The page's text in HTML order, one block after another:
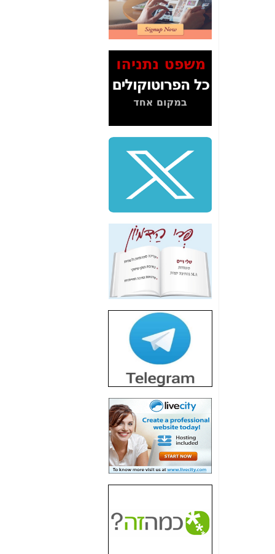
2" על תעלולי השר
משה כחלון -כאן
המשך חשיפת הבלוף
ששמו "מהפיכת
הסלולר" ואיך מסרסים
כאן
סיכום ביקור בסיליקון
שלמה פילבר (עד
לאחרונה מנכ"ל משרד
התקשורת) - עד
מדינה? הצחקתם
"יש אפליה בחקירה"?
חשיפה: למה השר
משה כחלון לא נחקר
עד היום? -
כאן
הדומה לזו של "תיק
4000" אך בתחום
הסלולר -
חשיפת מה שלא
רוצים שתדעו בעניין
פריסת אנלימיטד
(בניחוח בלתי נסבל) -
כאן
חשיפה: איוב קרא
אישר לקבוצת סלקום
בדיוק מה שביבי אישר
כאן
האם השר איוב קרא
היה צריך בכלל לחתום
על האישור, שנתן
האם ביבי וקרא קבלו
בכלל תמורה עבור